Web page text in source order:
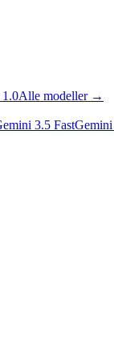
Alle modeller→
3.5 Fast